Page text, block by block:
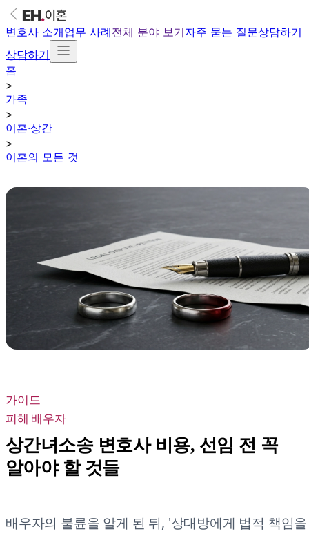
변호사 소개업무 사례전체 분야 보기자주 묻는 질문상담하기
상담하기
홈
>
가족
>
이혼·상간
>
이혼의 모든 것
가이드
피해 배우자
상간녀소송 변호사 비용, 선임 전 꼭
알아야 할 것들
배우자의 불륜을 알게 된 뒤, '상대방에게 법적 책임을